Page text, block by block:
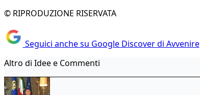
© RIPRODUZIONE RISERVATA
Seguici anche su Google Discover di Avvenire
Altro di Idee e Commenti